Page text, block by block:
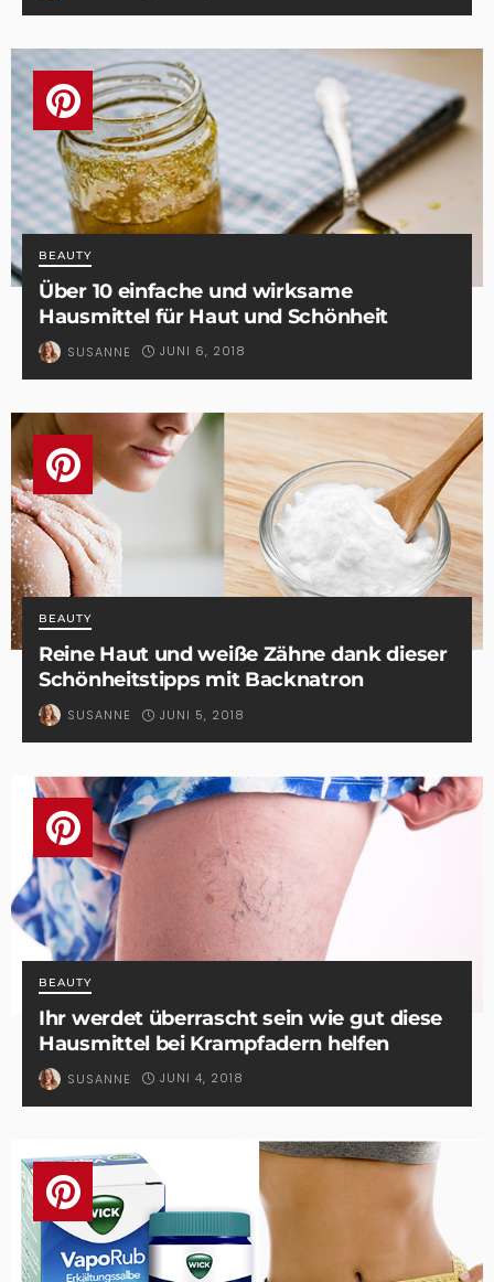
BEAUTY
Über 10 einfache und wirksame
Hausmittel für Haut und Schönheit
SUSANNE JUNI 6, 2018
BEAUTY
Reine Haut und weiße Zähne dank dieser
Schönheitstipps mit Backnatron
SUSANNE JUNI 5, 2018
BEAUTY
Ihr werdet überrascht sein wie gut diese
Hausmittel bei Krampfadern helfen
SUSANNE JUNI 4, 2018